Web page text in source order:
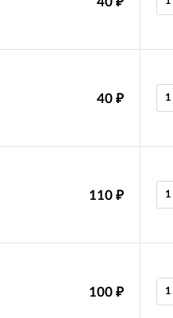
40 ₽
110 ₽
100 ₽